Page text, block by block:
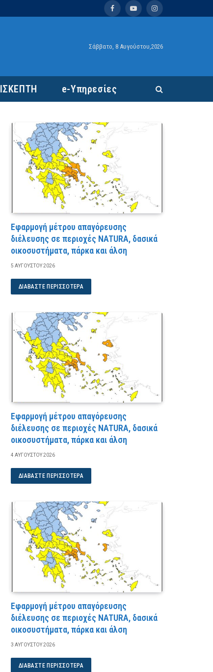
FacebookYouTubeInstagram
Σάββατο, 8 Αυγούστου,2026
e-Υπηρεσίες
Εφαρμογή μέτρου απαγόρευσης
διέλευσης σε περιοχές NATURA, δασικά
οικοσυστήματα, πάρκα και άλση
5 ΑΥΓΟΎΣΤΟΥ 2026
ΔΙΑΒΆΣΤΕ ΠΕΡΙΣΣΌΤΕΡΑ
Εφαρμογή μέτρου απαγόρευσης
διέλευσης σε περιοχές NATURA, δασικά
οικοσυστήματα, πάρκα και άλση
4 ΑΥΓΟΎΣΤΟΥ 2026
ΔΙΑΒΆΣΤΕ ΠΕΡΙΣΣΌΤΕΡΑ
Εφαρμογή μέτρου απαγόρευσης
διέλευσης σε περιοχές NATURA, δασικά
οικοσυστήματα, πάρκα και άλση
3 ΑΥΓΟΎΣΤΟΥ 2026
ΔΙΑΒΆΣΤΕ ΠΕΡΙΣΣΌΤΕΡΑ